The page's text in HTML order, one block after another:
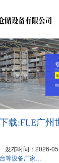
载:FLE广州
发布时间：2026-
2025年12月货架钢平台等设备厂家推荐TOP10选对厂家省成本超30%